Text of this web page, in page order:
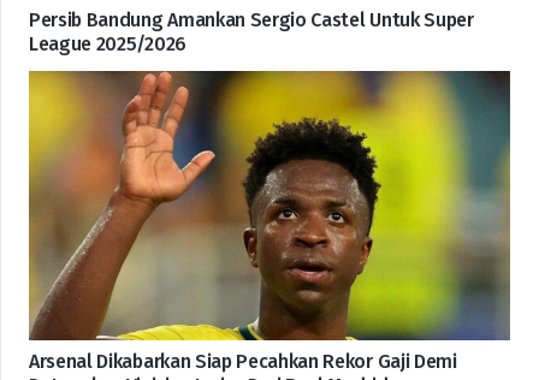
Persib Bandung Amankan Sergio Castel Untuk Super
League 2025/2026
Arsenal Dikabarkan Siap Pecahkan Rekor Gaji Demi